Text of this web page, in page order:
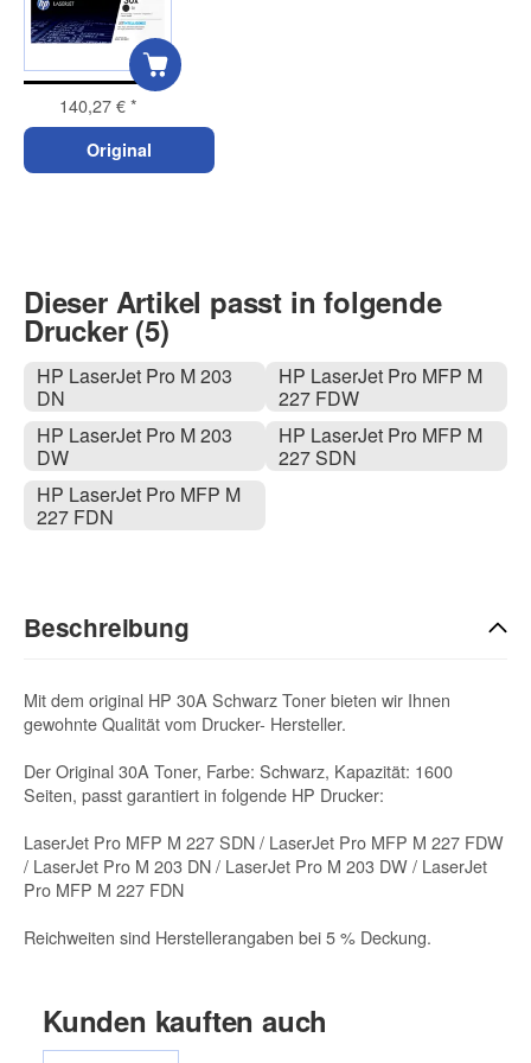
140,27 €*
Original
Dieser Artikel passt in folgende
Drucker (5)
HP LaserJet Pro M 203
DN
HP LaserJet Pro M 203
DW
HP LaserJet Pro MFP M
227 FDN
HP LaserJet Pro MFP M
227 FDW
HP LaserJet Pro MFP M
227 SDN
Beschreibung
Mit dem original HP 30A Schwarz Toner bieten wir Ihnen
gewohnte Qualität vom Drucker- Hersteller.
Der Original 30A Toner, Farbe: Schwarz, Kapazität: 1600
Seiten, passt garantiert in folgende HP Drucker:
LaserJet Pro MFP M 227 SDN / LaserJet Pro MFP M 227 FDW
/ LaserJet Pro M 203 DN / LaserJet Pro M 203 DW / LaserJet
Pro MFP M 227 FDN
Reichweiten sind Herstellerangaben bei 5 % Deckung.
Kunden kauften auch